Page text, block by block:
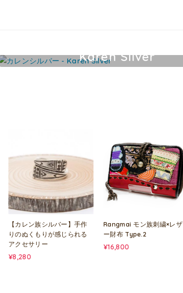
Karen Silver
【カレン族シルバー】手作
りのぬくもりが感じられる
アクセサリー
¥8,280
Rangmai モン族刺繍×レザ
ー財布 Type.2
¥16,800